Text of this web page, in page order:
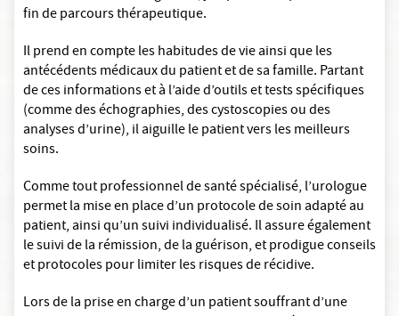
fin de parcours thérapeutique.
Il prend en compte les habitudes de vie ainsi que les
antécédents médicaux du patient et de sa famille. Partant
de ces informations et à l’aide d’outils et tests spécifiques
(comme des échographies, des cystoscopies ou des
analyses d’urine), il aiguille le patient vers les meilleurs
soins.
Comme tout professionnel de santé spécialisé, l’urologue
permet la mise en place d’un protocole de soin adapté au
patient, ainsi qu’un suivi individualisé. Il assure également
le suivi de la rémission, de la guérison, et prodigue conseils
et protocoles pour limiter les risques de récidive.
Lors de la prise en charge d’un patient souffrant d’une